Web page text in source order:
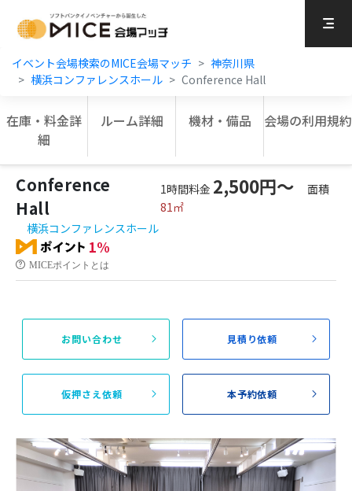
イベント会場検索のMICE会場マッチ
神奈川県
横浜コンファレンスホール
Conference Hall
在庫・料金詳
細
ルーム詳細 機材・備品 会場の利用規約
Conference
Hall
1時間料金 2,500円〜面積
81㎡
横浜コンファレンスホール
1%
MICEポイントとは
お問い合わせ 見積り依頼
仮押さえ依頼 本予約依頼